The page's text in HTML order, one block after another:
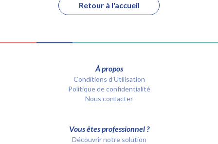
Retour à l'accueil
À propos
Conditions d’Utilisation
Politique de confidentialité
Nous contacter
Vous êtes professionnel ?
Découvrir notre solution